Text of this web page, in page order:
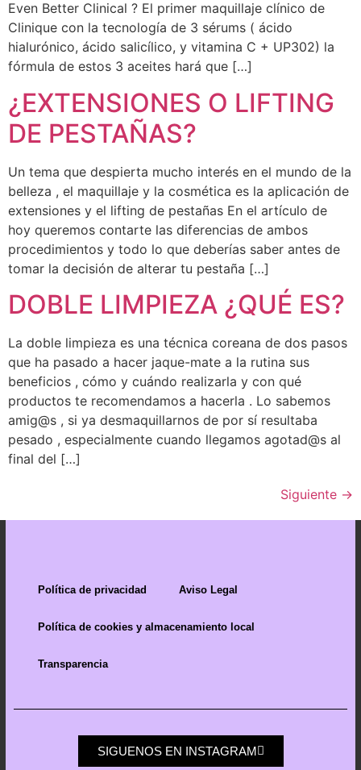
Even Better Clinical ? El primer maquillaje clínico de
Clinique con la tecnología de 3 sérums ( ácido
hialurónico, ácido salicílico, y vitamina C + UP302) la
fórmula de estos 3 aceites hará que […]
¿EXTENSIONES O LIFTING
DE PESTAÑAS?
Un tema que despierta mucho interés en el mundo de la
belleza , el maquillaje y la cosmética es la aplicación de
extensiones y el lifting de pestañas En el artículo de
hoy queremos contarte las diferencias de ambos
procedimientos y todo lo que deberías saber antes de
tomar la decisión de alterar tu pestaña […]
DOBLE LIMPIEZA ¿QUÉ ES?
La doble limpieza es una técnica coreana de dos pasos
que ha pasado a hacer jaque-mate a la rutina sus
beneficios , cómo y cuándo realizarla y con qué
productos te recomendamos a hacerla . Lo sabemos
amig@s , si ya desmaquillarnos de por sí resultaba
pesado , especialmente cuando llegamos agotad@s al
final del […]
Siguiente →
Política de privacidad Aviso Legal
Política de cookies y almacenamiento local
Transparencia
SIGUENOS EN INSTAGRAM